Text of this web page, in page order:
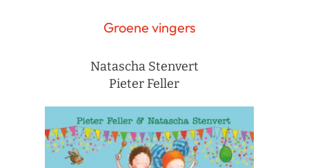
Groene vingers
Natascha Stenvert
Pieter Feller